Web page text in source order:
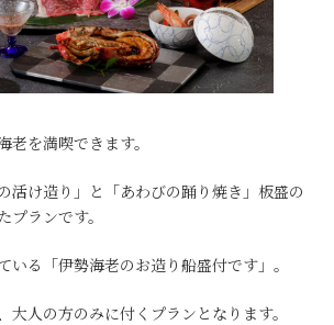
老を満喫できます。
活け造り」と「あわびの踊り焼き」板盛の
プランです。
いる「伊勢海老のお造り船盛付です」。
大人の方のみに付くプランとなります。